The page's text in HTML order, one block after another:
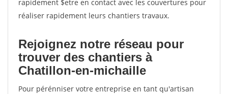
rapidement $etre en contact avec les couvertures pour
réaliser rapidement leurs chantiers travaux.
Rejoignez notre réseau pour
trouver des chantiers à
Chatillon-en-michaille
Pour pérénniser votre entreprise en tant qu'artisan